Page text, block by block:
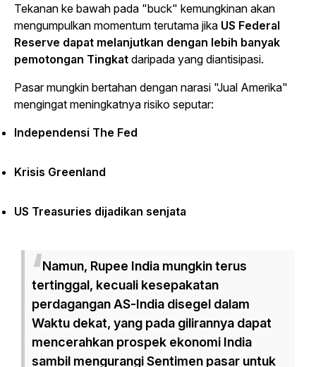
Tekanan ke bawah pada "buck" kemungkinan akan
mengumpulkan momentum terutama jika US Federal
Reserve dapat melanjutkan dengan lebih banyak
pemotongan Tingkat daripada yang diantisipasi.
Pasar mungkin bertahan dengan narasi "Jual Amerika"
mengingat meningkatnya risiko seputar:
Independensi The Fed
Krisis Greenland
US Treasuries dijadikan senjata
Namun, Rupee India mungkin terus
tertinggal, kecuali kesepakatan
perdagangan AS-India disegel dalam
Waktu dekat, yang pada gilirannya dapat
mencerahkan prospek ekonomi India
sambil mengurangi Sentimen pasar untuk